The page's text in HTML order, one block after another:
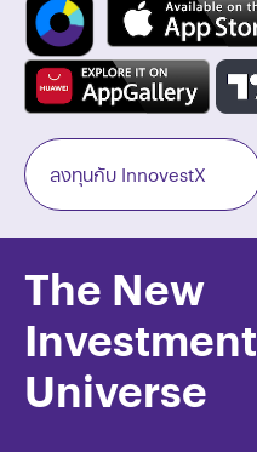
ลงทุนกับ InnovestX
The New
Investment
Universe